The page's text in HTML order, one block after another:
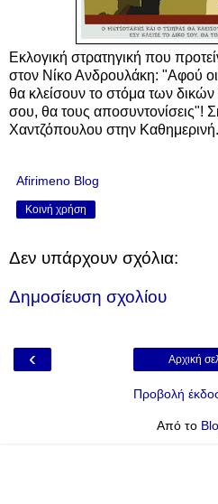
Εκλογική στρατηγική που
στον Νίκο Ανδρουλάκη: "Αφού
θα κλείσουν το στόμα των δικών
σου, θα τους αποσυντονίσεις"!
Χαντζόπουλου στην Καθημερινή.
Afirimeno Blog
Κοινή χρήση
Δεν υπάρχουν σχόλια:
Δημοσίευση σχολίου
‹ Αρχική
Προβολή
Από το